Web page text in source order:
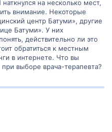
на несколько мест,
внимание. Некоторые
центр Батуми», другие
Батуми». У них
действительно ли это
обратиться к местным
в интернете. Что вы
выборе врача-терапевта?